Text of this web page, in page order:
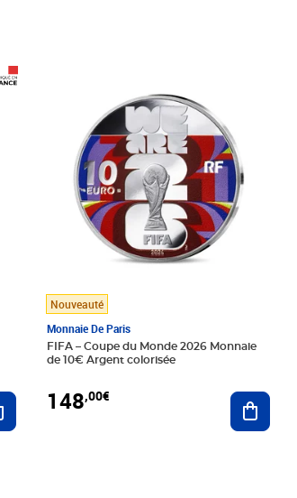
Ajouter au panier
Nouveauté
Monnaie De Paris
FIFA – Coupe du Monde 2026 Monnaie
de 10€ Argent colorisée
148,00€